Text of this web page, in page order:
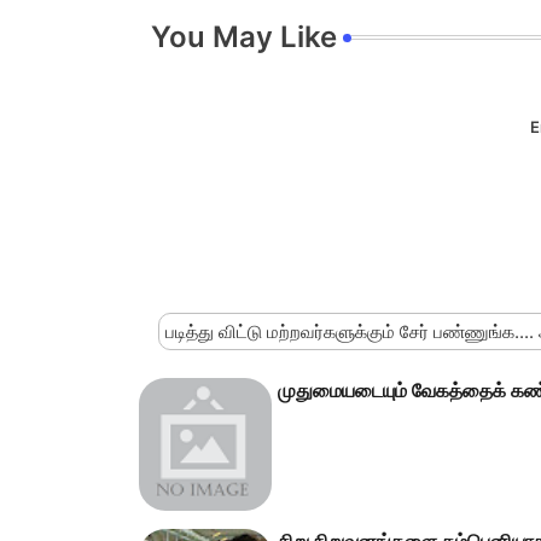
You May Like
படித்து விட்டு மற்றவர்களுக்கும் சேர்
முதுமையடையும் வேகத்தைக்